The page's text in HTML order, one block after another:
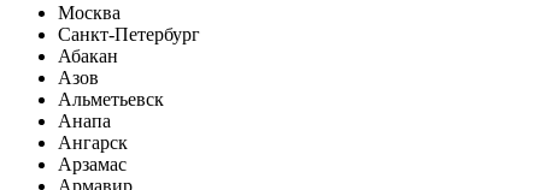
Москва
Санкт-Петербург
Абакан
Азов
Альметьевск
Анапа
Ангарск
Арзамас
Армавир